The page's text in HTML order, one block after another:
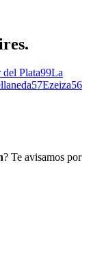
.
del Plata99La
57Ezeiza56
? Te avisamos por